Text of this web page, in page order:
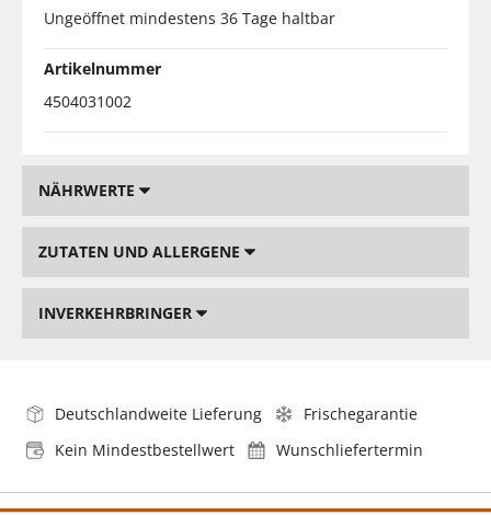
Ungeöffnet mindestens 36 Tage haltbar
Artikelnummer
4504031002
NÄHRWERTE
ZUTATEN UND ALLERGENE
INVERKEHRBRINGER
Deutschlandweite Lieferung
Frischegarantie
Kein Mindestbestellwert
Wunschliefertermin